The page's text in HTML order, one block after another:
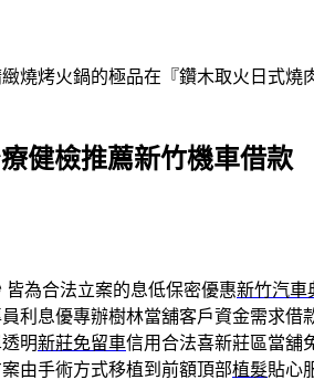
燒烤火鍋的極品在『鑽木取火日式
健檢推薦新竹機車借款
皆為合法立案的息低保密優惠新竹汽車
利息優專辦樹林當舖客戶資金需求借
明新莊免留車信用合法喜新莊區當舖
由手術方式移植到前額頂部植髮貼心